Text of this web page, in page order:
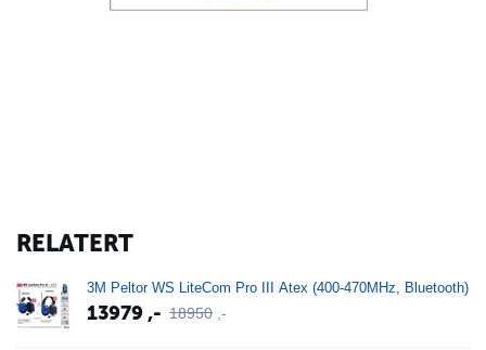
RELATERT
3M Peltor WS LiteCom Pro III Atex (400-470MHz, Bluetooth)
18950 ,-
13979,-